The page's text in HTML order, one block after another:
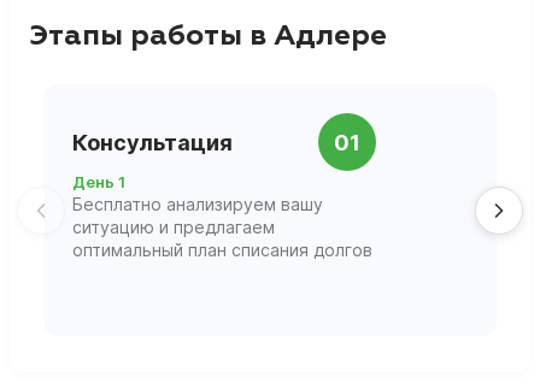
Этапы работы в Адлере
Консультация 01
День 1
Бесплатно анализируем вашу
ситуацию и предлагаем
оптимальный план списания долгов